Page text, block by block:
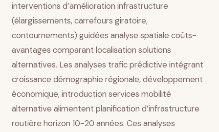
interventions d’amélioration infrastructure
(élargissements, carrefours giratoire,
contournements) guidées analyse spatiale coûts-
avantages comparant localisation solutions
alternatives. Les analyses trafic prédictive intégrant
croissance démographie régionale, développement
économique, introduction services mobilité
alternative alimentent planification d’infrastructure
routière horizon 10-20 années. Ces analyses